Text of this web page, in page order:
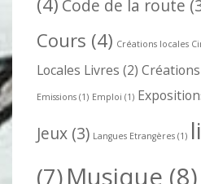
Code de la route
Cours (4) Créations locales
Locales Livres (2)
Emissions (1) Emploi (1)
Jeux (3) Langues Etrangères (1)
(7)Musique (8)